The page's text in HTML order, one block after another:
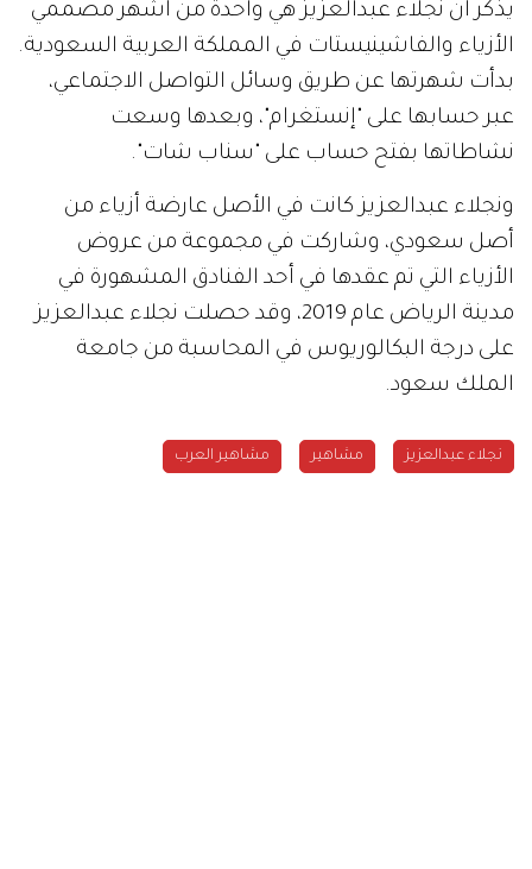
يذكر أن نجلاء عبدالعزيز هي واحدة من أشهر مصممي
الأزياء والفاشينيستات في المملكة العربية السعودية.
بدأت شهرتها عن طريق وسائل التواصل الاجتماعي،
عبر حسابها على "إنستغرام"، وبعدها وسعت
نشاطاتها بفتح حساب على "سناب شات".
ونجلاء عبدالعزيز كانت في الأصل عارضة أزياء من
أصل سعودي، وشاركت في مجموعة من عروض
الأزياء التي تم عقدها في أحد الفنادق المشهورة في
مدينة الرياض عام 2019، وقد حصلت نجلاء عبدالعزيز
على درجة البكالوريوس في المحاسبة من جامعة
الملك سعود.
نجلاء عبدالعزيز مشاهير مشاهير العرب